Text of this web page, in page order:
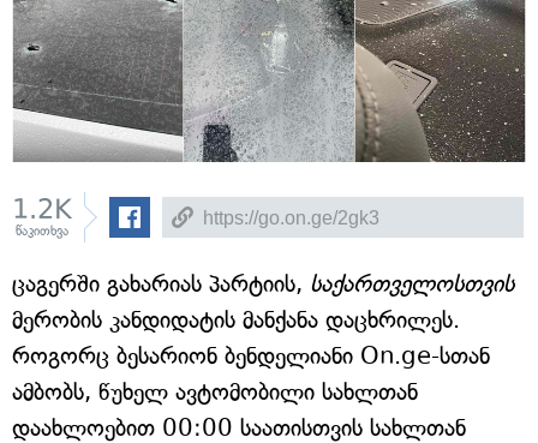
1.2K
წაკითხვა
ცაგერში გახარიას პარტიის, საქართველოსთვის
მერობის კანდიდატის მანქანა დაცხრილეს.
როგორც ბესარიონ ბენდელიანი On.ge-სთან
ამბობს, წუხელ ავტომობილი სახლთან
დაახლოებით 00:00 საათისთვის სახლთან